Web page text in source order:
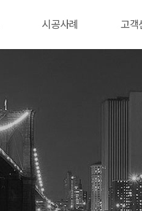
시공사례 고객